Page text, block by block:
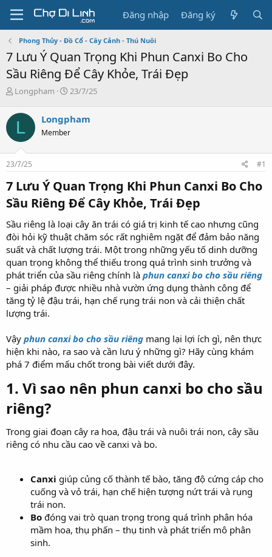
Đăng nhập Đăng ký
Phong Thủy - Đồ Cổ - Cây Cảnh - Thú Nuôi
7 Lưu Ý Quan Trọng Khi Phun Canxi Bo Cho
Sầu Riêng Để Cây Khỏe, Trái Đẹp
T
r
e
a
d
s
t
r
t
e
r
Longpham
N
y
g
i
23/7/25
L Longpham
Member
23/7/25 #1
7 Lưu Ý Quan Trọng Khi Phun Canxi Bo Cho
Sầu Riêng Để Cây Khỏe, Trái Đẹp
Sầu riêng là loại cây ăn trái có giá trị kinh tế cao nhưng cũng
đòi hỏi kỹ thuật chăm sóc rất nghiêm ngặt để đảm bảo năng
suất và chất lượng trái. Một trong những yếu tố dinh dưỡng
quan trọng không thể thiếu trong quá trình sinh trưởng và
phát triển của sầu riêng chính là phun canxi bo cho sầu riêng
– giải pháp được nhiều nhà vườn ứng dụng thành công để
tăng tỷ lệ đậu trái, hạn chế rụng trái non và cải thiện chất
lượng trái.
Vậy phun canxi bo cho sầu riêng mang lại lợi ích gì, nên thực
hiện khi nào, ra sao và cần lưu ý những gì? Hãy cùng khám
phá 7 điểm mấu chốt trong bài viết dưới đây.
1. Vì sao nên phun canxi bo cho sầu
riêng?​
Trong giai đoạn cây ra hoa, đậu trái và nuôi trái non, cây sầu
riêng có nhu cầu cao về canxi và bo.
Canxi giúp củng cố thành tế bào, tăng độ cứng cáp cho
cuống và vỏ trái, hạn chế hiện tượng nứt trái và rụng
trái non.
Bo đóng vai trò quan trọng trong quá trình phân hóa
mầm hoa, thụ phấn – thụ tinh và phát triển mô phân
sinh.